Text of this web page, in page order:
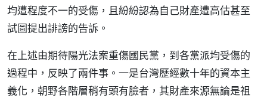
均遭程度不一的受傷，且紛紛認為自己財產遭高估甚至
試圖提出誹謗的告訴。
在上述由期待陽光法案重傷國民黨，到各黨派均受傷的
過程中，反映了兩件事。一是台灣歷經數十年的資本主
義化，朝野各階層稍有頭有臉者，其財產來源無論是祖